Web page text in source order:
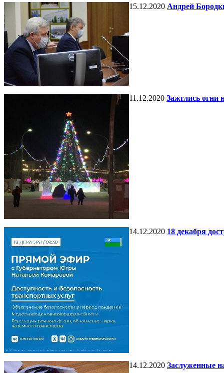
15.12.2020 Андрей
11.12.2020 Зажглись огни
14.12.2020 18 декабря
14.12.2020 Заслуженные